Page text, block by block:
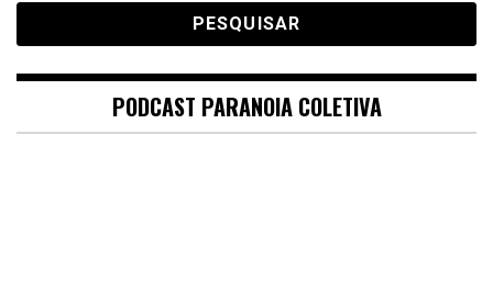
PODCAST PARANOIA COLETIVA